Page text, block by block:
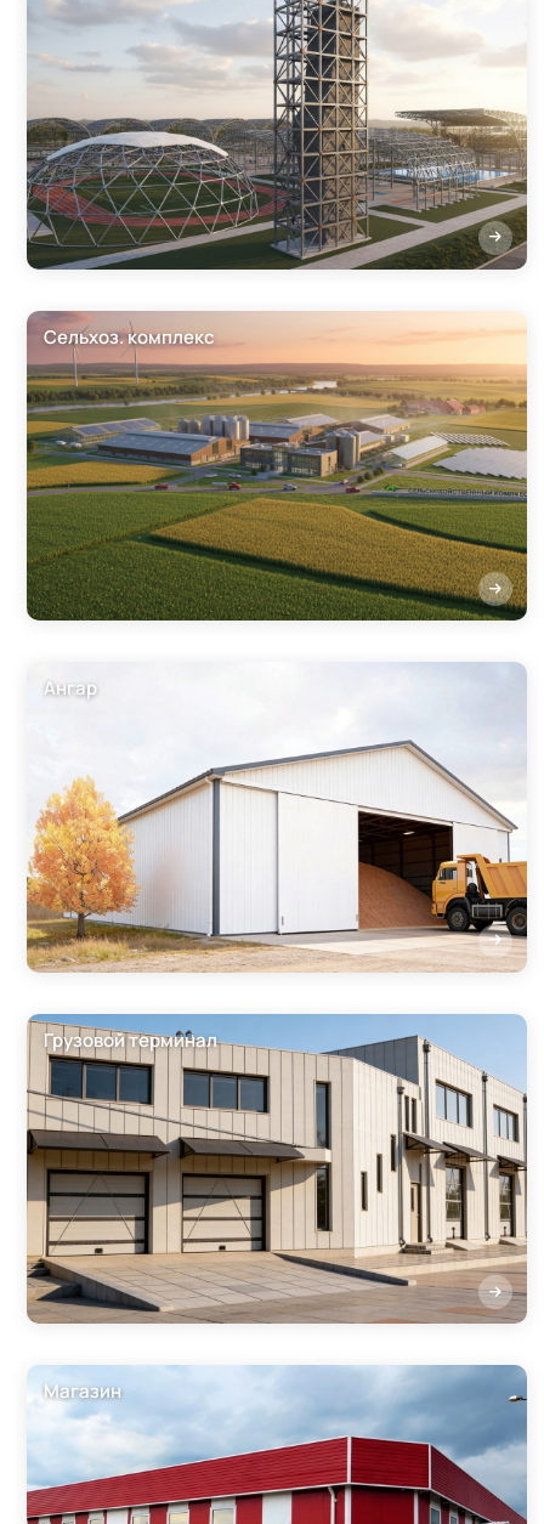
Сельхоз. комплекс
Ангар
Грузовой терминал
Магазин